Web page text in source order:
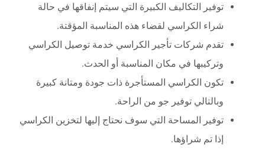
توفير التكاليف الكبيرة التي سيتم إنفاقها في حالة
شراء الكراسي لقضاء هذه المناسبة المؤقتة.
تقدم شركات تأجير الكراسي خدمة توصيل الكراسي
وتركيبها في مكان المناسبة أو الحدث.
تكون الكراسي المستأجرة ذات جودة ومتانة كبيرة
وبالتالي توفير جو من الراحة.
توفير المساحة التي سوف نحتاج إليها لتخزين الكراسي
إذا تم شراؤها.